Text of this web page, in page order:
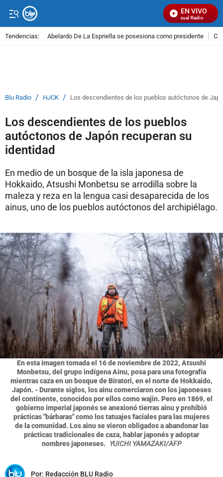
EN VIVO
Señal Visual Radio
Tendencias: Abelardo De La Espriella se posesiona como presidente
Blu Radio / HJCK / Los descendientes de los pueblos autóctonos de
Los descendientes de los pueblos
autóctonos de Japón recuperan su
identidad
En medio de un bosque de la isla japonesa de
Hokkaido, Atsushi Monbetsu se arrodilla sobre la
maleza y reza en la lengua casi desaparecida de los
ainus, uno de los pueblos autóctonos del archipiélago.
En esta imagen tomada el 16 de noviembre de 2022, Atsushi
Monbetsu, del grupo indígena Ainu, posa para una fotografía
mientras caza en un bosque de Biratori, en el norte de Hokkaido,
Japón. - Durante siglos, los ainu comerciaron con los japoneses
del continente, conocidos por ellos como wajin. Pero en 1869, el
gobierno imperial japonés se anexionó tierras ainu y prohibió
prácticas "bárbaras" como los tatuajes faciales para las mujeres
de la comunidad. Los ainu se vieron obligados a abandonar las
prácticas tradicionales de caza, hablar japonés y adoptar
nombres japoneses. YUICHI YAMAZAKI/AFP
Por: Redacción BLU Radio